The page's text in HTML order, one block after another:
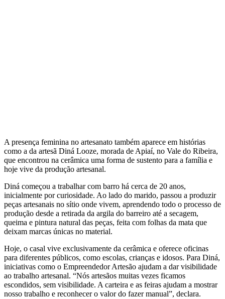
A presença feminina no artesanato também aparece em histórias
como a da artesã Diná Looze, morada de Apiaí, no Vale do Ribeira,
que encontrou na cerâmica uma forma de sustento para a família e
hoje vive da produção artesanal.
Diná começou a trabalhar com barro há cerca de 20 anos,
inicialmente por curiosidade. Ao lado do marido, passou a produzir
peças artesanais no sítio onde vivem, aprendendo todo o processo de
produção desde a retirada da argila do barreiro até a secagem,
queima e pintura natural das peças, feita com folhas da mata que
deixam marcas únicas no material.
Hoje, o casal vive exclusivamente da cerâmica e oferece oficinas
para diferentes públicos, como escolas, crianças e idosos. Para Diná,
iniciativas como o Empreendedor Artesão ajudam a dar visibilidade
ao trabalho artesanal. “Nós artesãos muitas vezes ficamos
escondidos, sem visibilidade. A carteira e as feiras ajudam a mostrar
nosso trabalho e reconhecer o valor do fazer manual”, declara.